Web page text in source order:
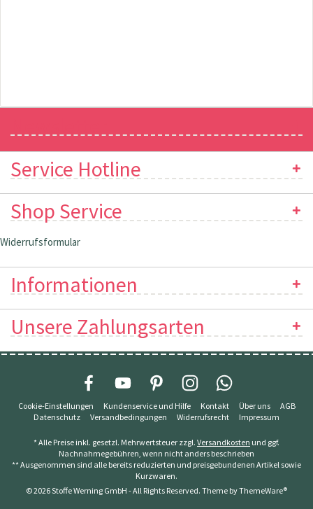
Service Hotline
Shop Service
Widerrufsformular
Informationen
Unsere Zahlungsarten
Cookie-Einstellungen Kundenservice und Hilfe Kontakt Über uns
AGB
Datenschutz
Versandbedingungen Widerrufsrecht Impressum
* Alle Preise inkl. gesetzl. Mehrwertsteuer zzgl. Versandkosten und ggf.
Nachnahmegebühren, wenn nicht anders beschrieben
** Ausgenommen sind alle bereits reduzierten und preisgebundenen Artikel sowie
Kurzwaren.
© 2026 Stoffe Werning GmbH - All Rights Reserved. Theme byThemeWare®